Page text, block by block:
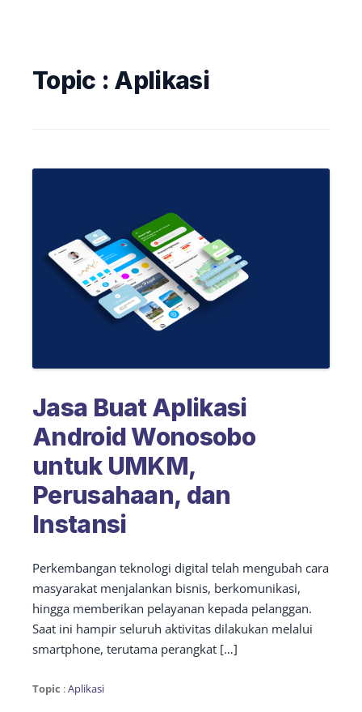
Topic : Aplikasi
Jasa Buat Aplikasi
Android Wonosobo
untuk UMKM,
Perusahaan, dan
Instansi
Perkembangan teknologi digital telah mengubah cara
masyarakat menjalankan bisnis, berkomunikasi,
hingga memberikan pelayanan kepada pelanggan.
Saat ini hampir seluruh aktivitas dilakukan melalui
smartphone, terutama perangkat […]
Topic :Aplikasi